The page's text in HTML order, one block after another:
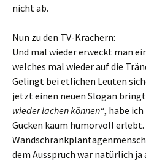
nicht ab.
Nun zu den TV-Krachern:
Und mal wieder erweckt man
welches mal wieder auf die
Gelingt bei etlichen Leuten
jetzt einen neuen Slogan bringt
wieder lachen können“, habe
Gucken kaum humorvoll erlebt.
dem Ausspruch war natürlich ja